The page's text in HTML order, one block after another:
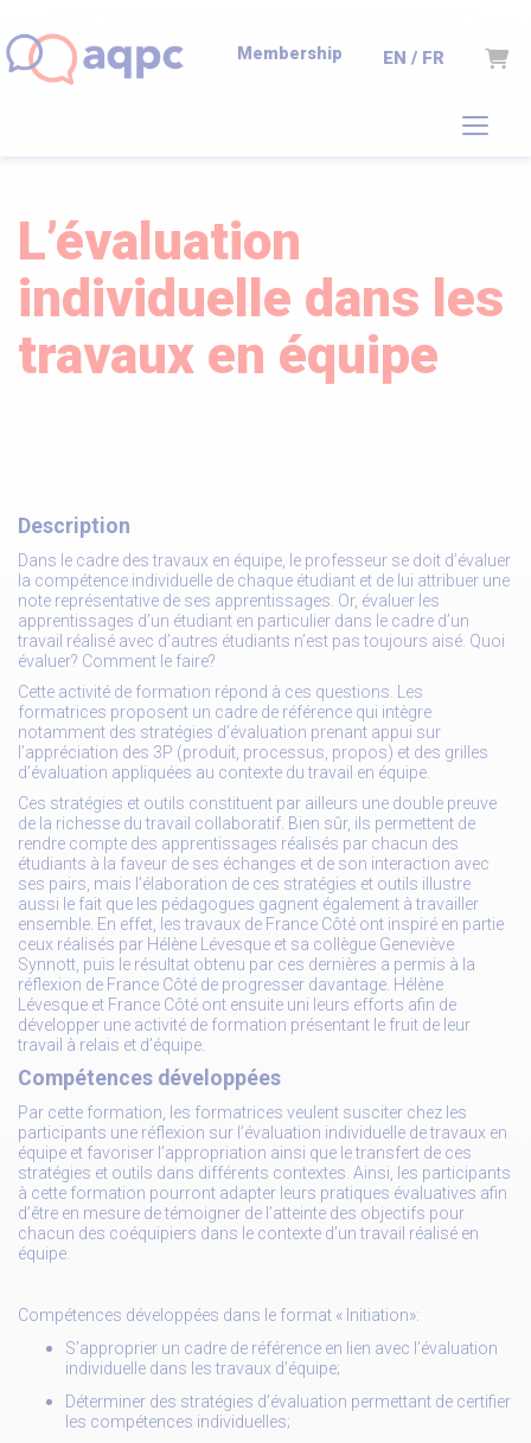
Membership EN / FR Cart
L’évaluation
individuelle dans les
travaux en équipe
Description
Dans le cadre des travaux en équipe, le professeur se doit d’évaluer
la compétence individuelle de chaque étudiant et de lui attribuer une
note représentative de ses apprentissages. Or, évaluer les
apprentissages d’un étudiant en particulier dans le cadre d’un
travail réalisé avec d’autres étudiants n’est pas toujours aisé. Quoi
évaluer? Comment le faire?
Cette activité de formation répond à ces questions. Les
formatrices proposent un cadre de référence qui intègre
notamment des stratégies d’évaluation prenant appui sur
l’appréciation des 3P (produit, processus, propos) et des grilles
d’évaluation appliquées au contexte du travail en équipe.
Ces stratégies et outils constituent par ailleurs une double preuve
de la richesse du travail collaboratif. Bien sûr, ils permettent de
rendre compte des apprentissages réalisés par chacun des
étudiants à la faveur de ses échanges et de son interaction avec
ses pairs, mais l’élaboration de ces stratégies et outils illustre
aussi le fait que les pédagogues gagnent également à travailler
ensemble. En effet, les travaux de France Côté ont inspiré en partie
ceux réalisés par Hélène Lévesque et sa collègue Geneviève
Synnott, puis le résultat obtenu par ces dernières a permis à la
réflexion de France Côté de progresser davantage. Hélène
Lévesque et France Côté ont ensuite uni leurs efforts afin de
développer une activité de formation présentant le fruit de leur
travail à relais et d’équipe.
Compétences développées
Par cette formation, les formatrices veulent susciter chez les
participants une réflexion sur l’évaluation individuelle de travaux en
équipe et favoriser l’appropriation ainsi que le transfert de ces
stratégies et outils dans différents contextes. Ainsi, les participants
à cette formation pourront adapter leurs pratiques évaluatives afin
d’être en mesure de témoigner de l’atteinte des objectifs pour
chacun des coéquipiers dans le contexte d’un travail réalisé en
équipe.
Compétences développées dans le format « Initiation»:
S’approprier un cadre de référence en lien avec l’évaluation
individuelle dans les travaux d’équipe;
Déterminer des stratégies d’évaluation permettant de certifier
les compétences individuelles;